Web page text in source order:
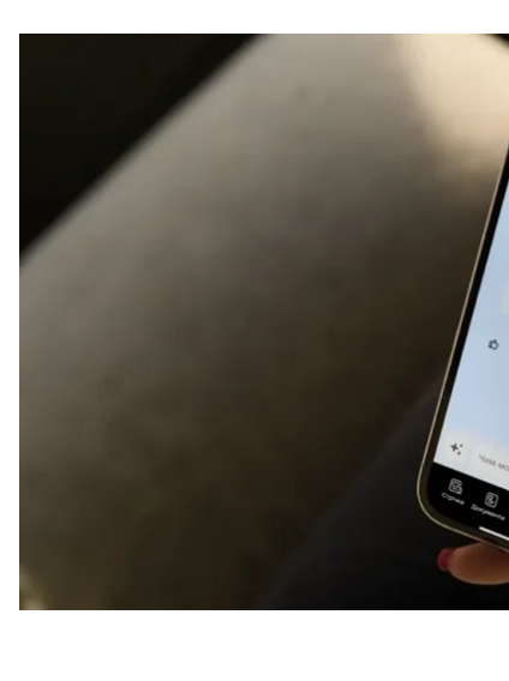
ШІ-
Міністерство
Міністерство цифрової трансформації
масштабувати ШІ-рішення в державних
повідомив
тимчасовий виконувач
Олександр Борняков.
Нещодавно в мобільному застосунку «Дія»
Google. Поки він працює в режимі відкритого
За словами Борнякова, це лише початок
не просто порталом послуг, а розбудувати